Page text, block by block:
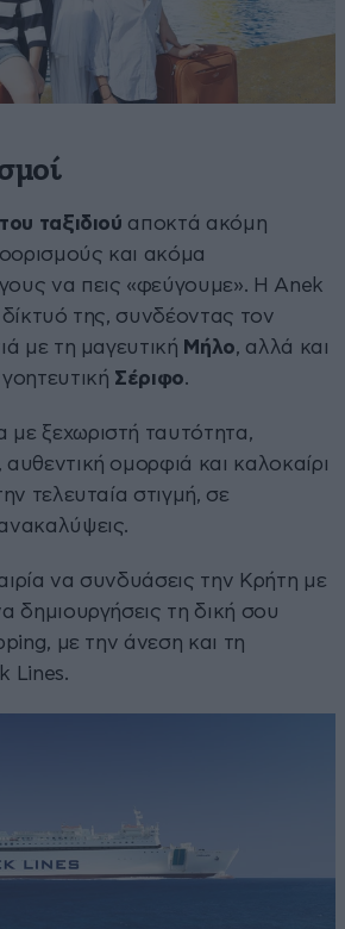
ταξιδιού αποκτά ακόμη
και ακόμα
να πεις «φεύγουμε». Η Anek
δίκτυό της, συνδέοντας τον
με τη μαγευτική Μήλο, αλλά και
Σέριφο.
ξεχωριστή ταυτότητα,
ομορφιά και καλοκαίρι
τελευταία στιγμή, σε
να συνδυάσεις την Κρήτη με
δημιουργήσεις τη δική σου
με την άνεση και τη
Lines.